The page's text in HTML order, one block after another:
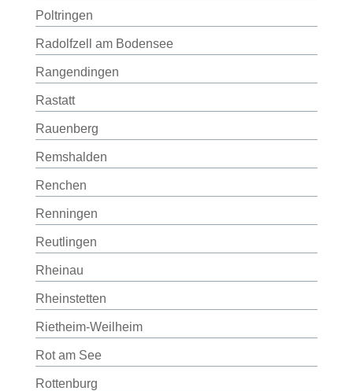
Poltringen
Radolfzell am Bodensee
Rangendingen
Rastatt
Rauenberg
Remshalden
Renchen
Renningen
Reutlingen
Rheinau
Rheinstetten
Rietheim-Weilheim
Rot am See
Rottenburg